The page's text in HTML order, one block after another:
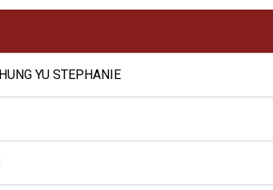
YU STEPHANIE